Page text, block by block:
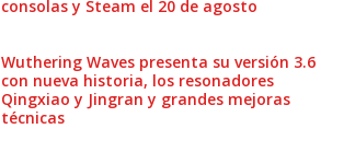
consolas y Steam el 20 de agosto
Wuthering Waves presenta su versión 3.6
con nueva historia, los resonadores
Qingxiao y Jingran y grandes mejoras
técnicas